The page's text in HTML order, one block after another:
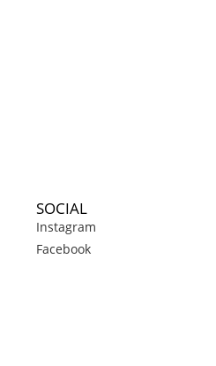
SOCIAL
Instagram
Facebook